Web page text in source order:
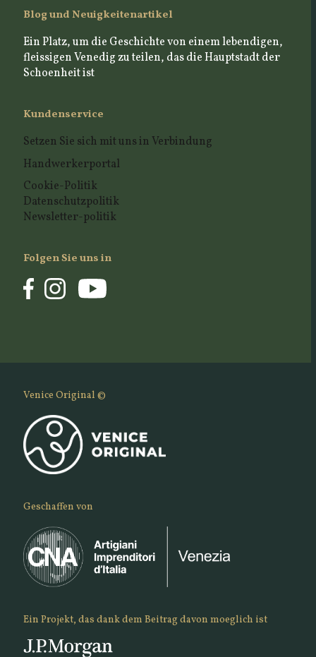
Blog und Neuigkeitenartikel
Ein Platz, um die Geschichte von einem lebendigen,
fleissigen Venedig zu teilen, das die Hauptstadt der
Schoenheit ist
Kundenservice
Setzen Sie sich mit uns in Verbindung
Handwerkerportal
Cookie-Politik
Datenschutzpolitik
Newsletter-politik
Folgen Sie uns in
Venice Original ©
Geschaffen von
Ein Projekt, das dank dem Beitrag davon moeglich ist